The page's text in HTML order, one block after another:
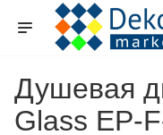
Душевая
Glass EP-